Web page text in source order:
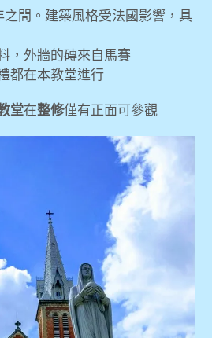
胡志明市蓮花精品飯店(Lotus
美托搖船文化一日遊Local
] Grain Studio創意廚藝教室(做
] 紅教堂、西貢中央郵局、粉紅
] 戰爭遺跡博物館、統一宮
咖啡公寓
間。建築風格受法國影響，具
，外牆的磚來自馬賽
都在本教堂進行
堂在整修僅有正面可參觀